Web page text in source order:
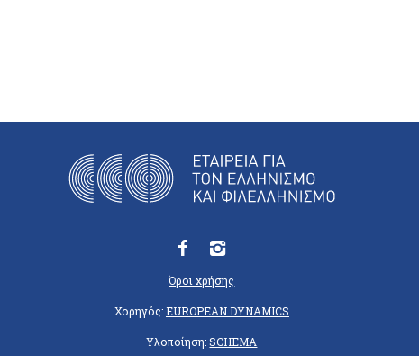
Όροι χρήσης
Χορηγός:EUROPEAN DYNAMICS
Υλοποίηση:SCHEMA